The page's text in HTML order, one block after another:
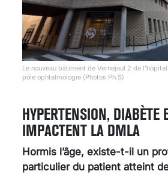
Le nouveau bâtiment de Vernejoul 2 de
pôle ophtalmologie (Photos Ph.S)
HYPERTENSION, DIABÈTE
IMPACTENT LA DMLA
Hormis l’âge, existe-t-il un
particulier du patient atteint